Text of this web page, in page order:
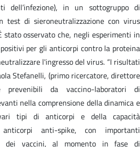
dell’infezione), in un sottogruppo di
test di sieroneutralizzazione con virus
stato osservato che, negli esperimenti in
per gli anticorpi contro la proteina
l'ingresso del virus. “I risultati
Stefanelli, (primo ricercatore, direttore
da vaccino-laboratori di
nella comprensione della dinamica e
tipi di anticorpi e della capacità
anti-spike, con importanti
dei vaccini, al momento in fase di